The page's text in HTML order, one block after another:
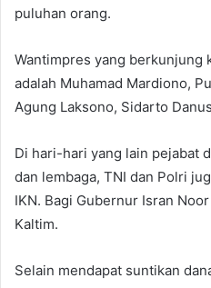
puluhan orang.
Wantimpres yang berkunjung
adalah Muhamad Mardiono,
Agung Laksono, Sidarto
Di hari-hari yang lain pejabat
dan lembaga, TNI dan Polri
IKN. Bagi Gubernur Isran
Kaltim.
Selain mendapat suntikan